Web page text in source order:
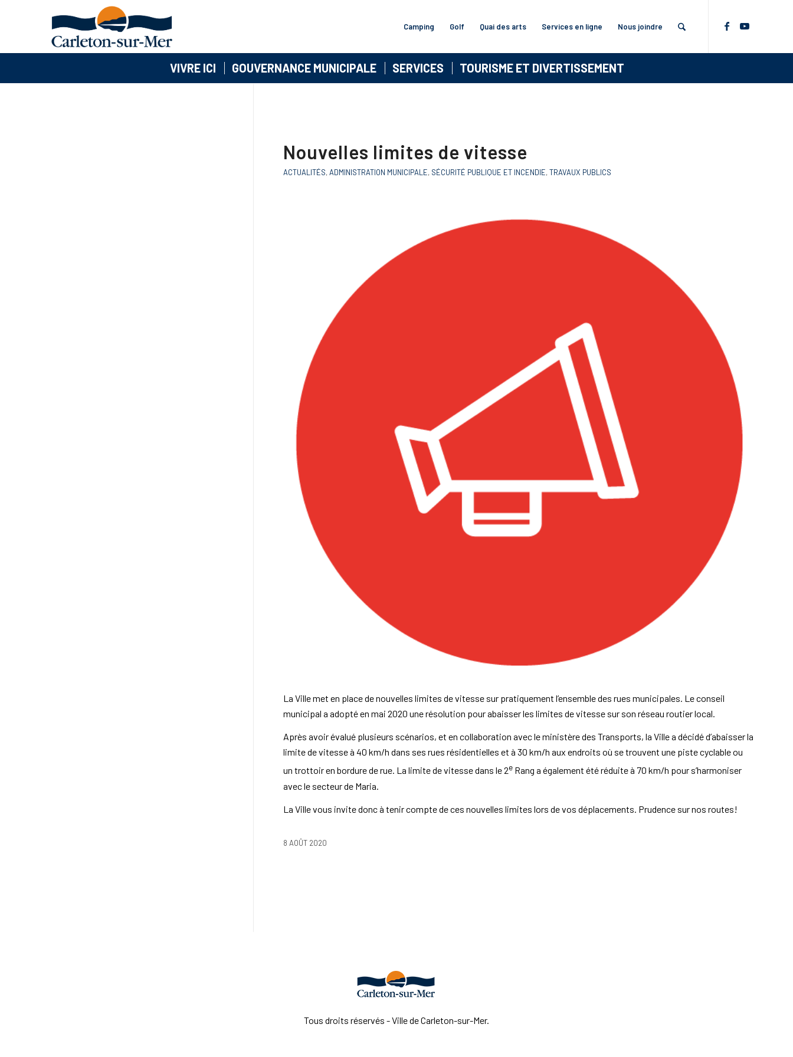
Camping Golf Quai des arts Services en ligne Nous joindre
VIVRE ICI GOUVERNANCE MUNICIPALE SERVICES TOURISME ET DIVERTISSEMENT
Nouvelles limites de vitesse
ACTUALITÉS, ADMINISTRATION MUNICIPALE, SÉCURITÉ PUBLIQUE ET INCENDIE, TRAVAUX PUBLICS
La Ville met en place de nouvelles limites de vitesse sur pratiquement l’ensemble des rues municipales. Le conseil
municipal a adopté en mai 2020 une résolution pour abaisser les limites de vitesse sur son réseau routier local.
Après avoir évalué plusieurs scénarios, et en collaboration avec le ministère des Transports, la Ville a décidé d’abaisser la
limite de vitesse à 40 km/h dans ses rues résidentielles et à 30 km/h aux endroits où se trouvent une piste cyclable ou
un trottoir en bordure de rue. La limite de vitesse dans le 2e Rang a également été réduite à 70 km/h pour s’harmoniser
avec le secteur de Maria.
La Ville vous invite donc à tenir compte de ces nouvelles limites lors de vos déplacements. Prudence sur nos routes!
8 AOÛT 2020
Tous droits réservés - Ville de Carleton-sur-Mer.